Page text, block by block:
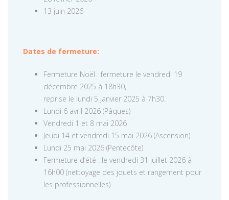
13 juin 2026
Dates de fermeture:
Fermeture Noël : fermeture le vendredi 19
décembre 2025 à 18h30,
reprise le lundi 5 janvier 2025 à 7h30.
Lundi 6 avril 2026 (Pâques)
Vendredi 1 et 8 mai 2026
Jeudi 14 et vendredi 15 mai 2026 (Ascension)
Lundi 25 mai 2026 (Pentecôte)
Fermeture d’été : le vendredi 31 juillet 2026 à
16h00 (nettoyage des jouets et rangement pour
les professionnelles)